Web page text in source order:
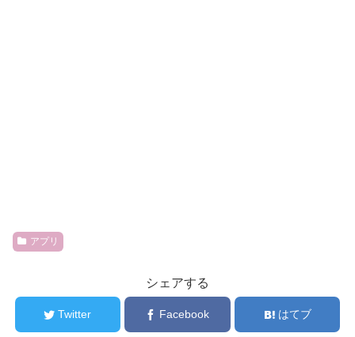
アプリ
シェアする
Twitter Facebook はてブ